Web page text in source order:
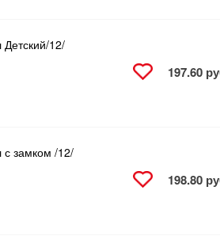
Детский/12/
197.60
с замком /12/
198.80